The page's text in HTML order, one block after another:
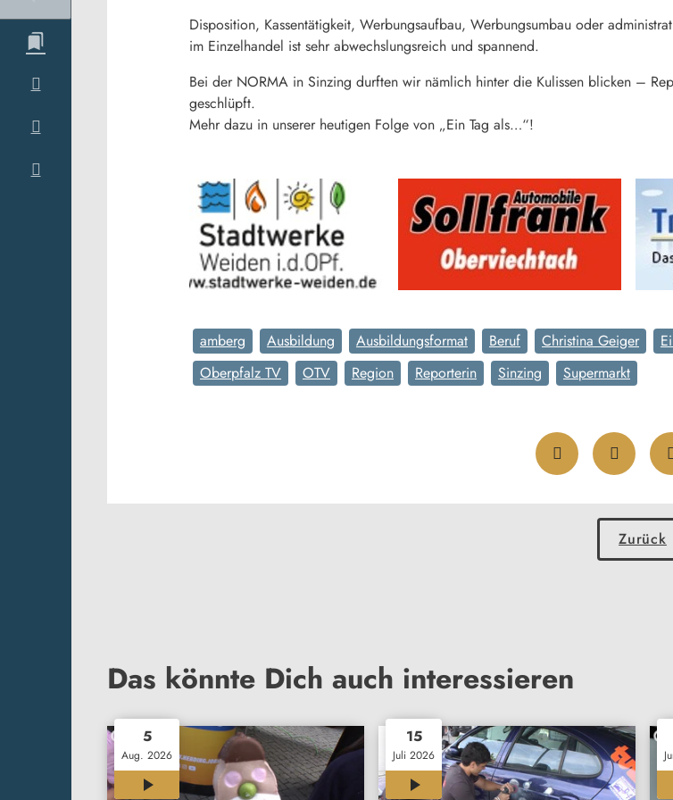
Disposition, Kassentätigkeit, Werbungsaufbau, Werbungsumbau oder
im Einzelhandel ist sehr abwechslungsreich und spannend.
Bei der NORMA in Sinzing durften wir nämlich hinter die Kulissen blicken –
geschlüpft.
Mehr dazu in unserer heutigen Folge von „Ein Tag als…“!
amberg Ausbildung Ausbildungsformat Beruf Christina Geiger
Oberpfalz TV
OTV Region Reporterin Sinzing Supermarkt
Zurück
Das könnte Dich auch interessieren
5
Aug. 2026
15
Juli 2026